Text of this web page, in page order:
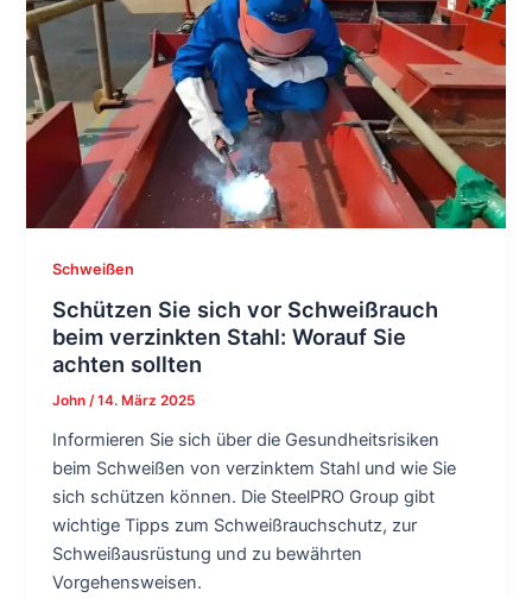
Schweißen
Schützen Sie sich vor Schweißrauch
beim verzinkten Stahl: Worauf Sie
achten sollten
John/14. März 2025
Informieren Sie sich über die Gesundheitsrisiken
beim Schweißen von verzinktem Stahl und wie Sie
sich schützen können. Die SteelPRO Group gibt
wichtige Tipps zum Schweißrauchschutz, zur
Schweißausrüstung und zu bewährten
Vorgehensweisen.